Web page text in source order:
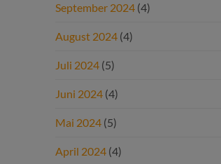
September 2024 (4)
August 2024 (4)
Juli 2024 (5)
Juni 2024 (4)
Mai 2024 (5)
April 2024 (4)